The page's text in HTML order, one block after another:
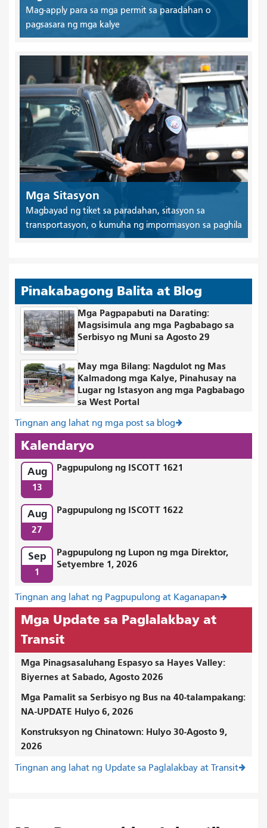
Mag-apply para sa mga permit sa paradahan o
pagsasara ng mga kalye
Mga Sitasyon
Magbayad ng tiket sa paradahan, sitasyon sa
transportasyon, o kumuha ng impormasyon sa paghila
Pinakabagong Balita at Blog
Mga Pagpapabuti na Darating:
Magsisimula ang mga Pagbabago sa
Serbisyo ng Muni sa Agosto 29
May mga Bilang: Nagdulot ng Mas
Kalmadong mga Kalye, Pinahusay na
Lugar ng Istasyon ang mga Pagbabago
sa West Portal
Tingnan ang lahat ng mga post sa blog
Kalendaryo
Aug
13
Pagpupulong ng ISCOTT 1621
Aug
27
Pagpupulong ng ISCOTT 1622
Sep
1
Pagpupulong ng Lupon ng mga Direktor,
Setyembre 1, 2026
Tingnan ang lahat ng Pagpupulong at Kaganapan
Mga Update sa Paglalakbay at
Transit
Mga Pinagsasaluhang Espasyo sa Hayes Valley:
Biyernes at Sabado, Agosto 2026
Mga Pamalit sa Serbisyo ng Bus na 40-talampakang:
NA-UPDATE Hulyo 6, 2026
Konstruksyon ng Chinatown: Hulyo 30-Agosto 9,
2026
Tingnan ang lahat ng Update sa Paglalakbay at Transit